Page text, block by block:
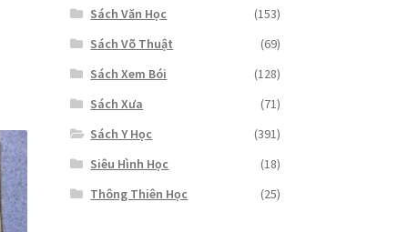
Sách Văn Học
(153)
Sách Võ Thuật
(69)
Sách Xem Bói
(128)
Sách Xưa
(71)
Sách Y Học
(391)
Siêu Hình Học
(18)
Thông Thiên Học
(25)